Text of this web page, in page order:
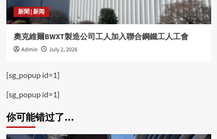
新聞 | 新闻
奧克維爾BWXT製造公司工人加入聯合鋼鐵工人工會
Admin July 2, 2026
[sg_popup id=1]
[sg_popup id=1]
你可能错过了…